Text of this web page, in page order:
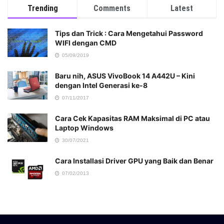
Trending Comments Latest
Tips dan Trick : Cara Mengetahui Password
WIFI dengan CMD
05/09/2019
Baru nih, ASUS VivoBook 14 A442U – Kini
dengan Intel Generasi ke-8
07/11/2017
Cara Cek Kapasitas RAM Maksimal di PC atau
Laptop Windows
30/07/2021
Cara Installasi Driver GPU yang Baik dan Benar
07/02/2013